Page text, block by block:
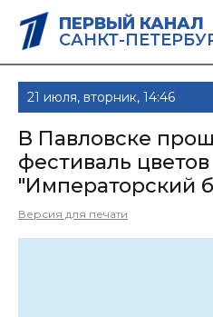
ПЕРВЫЙ КАНАЛ
САНКТ-
21 июля, вторник, 14:46
В Павловске
фестиваль цветов
"Императорский
Версия для печати